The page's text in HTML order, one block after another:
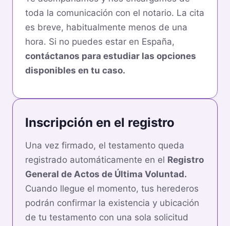
toda la comunicación con el notario. La cita
es breve, habitualmente menos de una
hora. Si no puedes estar en España,
contáctanos para estudiar las opciones
disponibles en tu caso.
Inscripción en el registro
Una vez firmado, el testamento queda
registrado automáticamente en el Registro
General de Actos de Última Voluntad.
Cuando llegue el momento, tus herederos
podrán confirmar la existencia y ubicación
de tu testamento con una sola solicitud